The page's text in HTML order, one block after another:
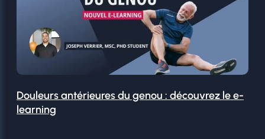
Douleurs antérieures du genou : découvrez le e-
learning